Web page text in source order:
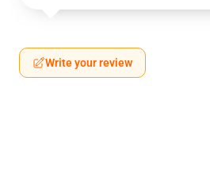
Write your review